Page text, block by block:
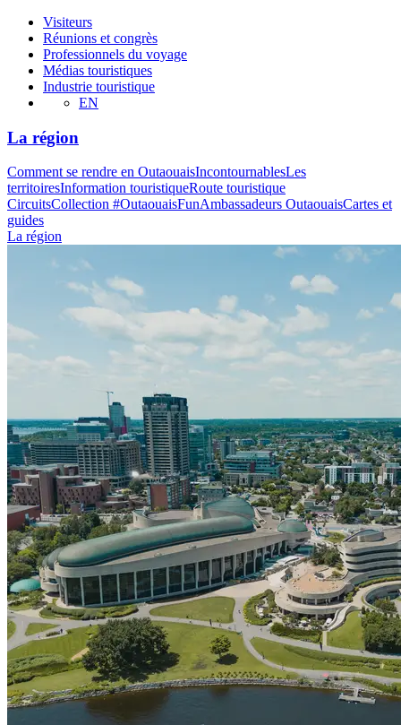
Visiteurs
Réunions et congrès
Professionnels du voyage
Médias touristiques
Industrie touristique
EN
La région
Comment se rendre en OutaouaisIncontournablesLes
territoiresInformation touristiqueRoute touristique
CircuitsCollection #OutaouaisFunAmbassadeurs OutaouaisCartes et
guides
La région